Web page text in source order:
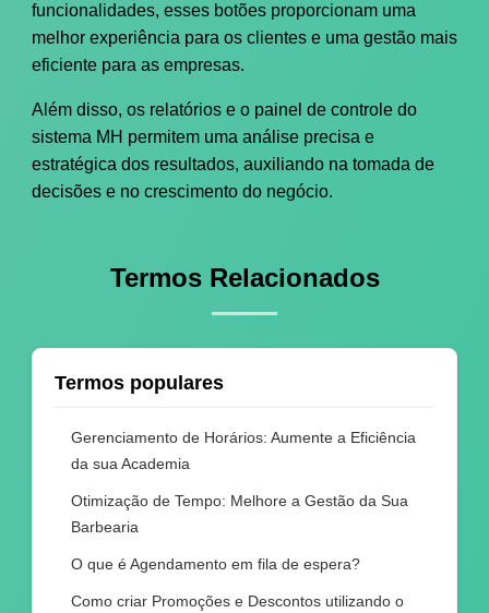
funcionalidades, esses botões proporcionam uma
melhor experiência para os clientes e uma gestão mais
eficiente para as empresas.
Além disso, os relatórios e o painel de controle do
sistema MH permitem uma análise precisa e
estratégica dos resultados, auxiliando na tomada de
decisões e no crescimento do negócio.
Termos Relacionados
Termos populares
Gerenciamento de Horários: Aumente a Eficiência
da sua Academia
Otimização de Tempo: Melhore a Gestão da Sua
Barbearia
O que é Agendamento em fila de espera?
Como criar Promoções e Descontos utilizando o